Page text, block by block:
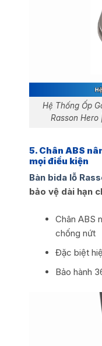
Hệ Thống Ốp
Rasson Hero
5. Chân ABS
mọi điều kiện
Bàn bida lỗ
bảo vệ dài hạn
Chân ABS
chống nứt
Đặc biệt
Bảo hành